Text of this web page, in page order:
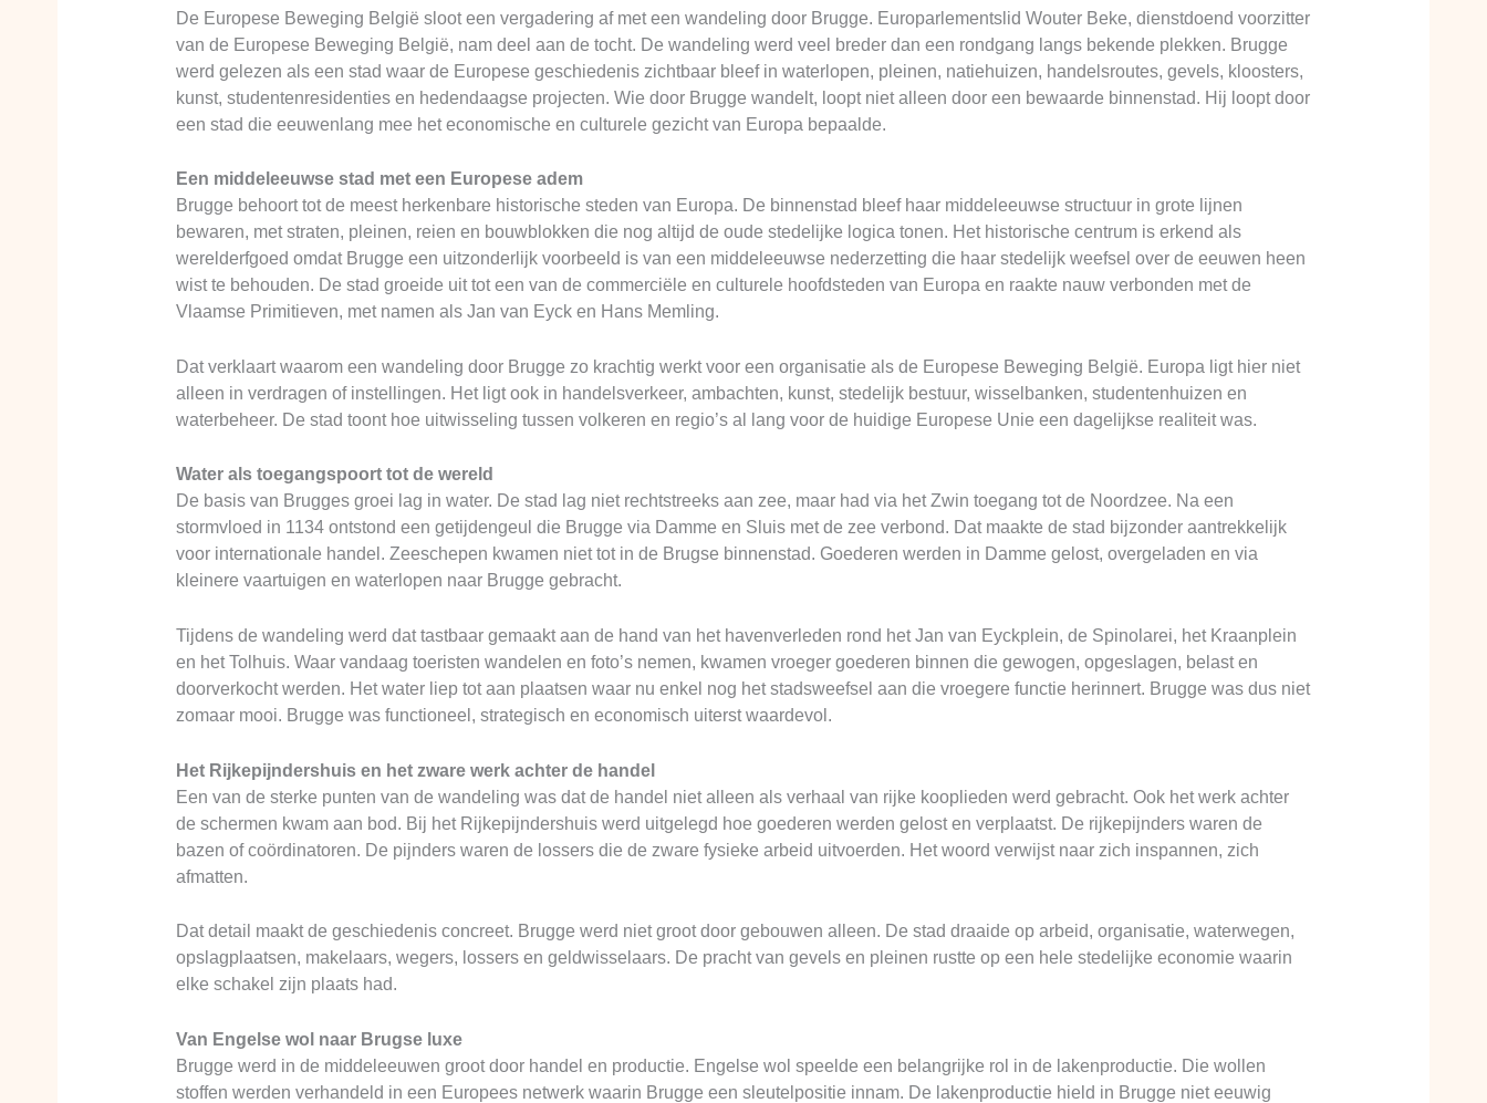
De Europese Beweging België sloot een vergadering af met een wandeling door Brugge. Europarlementslid Wouter Beke, dienstdoend voorzitter
van de Europese Beweging België, nam deel aan de tocht. De wandeling werd veel breder dan een rondgang langs bekende plekken. Brugge
werd gelezen als een stad waar de Europese geschiedenis zichtbaar bleef in waterlopen, pleinen, natiehuizen, handelsroutes, gevels, kloosters,
kunst, studentenresidenties en hedendaagse projecten. Wie door Brugge wandelt, loopt niet alleen door een bewaarde binnenstad. Hij loopt door
een stad die eeuwenlang mee het economische en culturele gezicht van Europa bepaalde.
Een middeleeuwse stad met een Europese adem
Brugge behoort tot de meest herkenbare historische steden van Europa. De binnenstad bleef haar middeleeuwse structuur in grote lijnen
bewaren, met straten, pleinen, reien en bouwblokken die nog altijd de oude stedelijke logica tonen. Het historische centrum is erkend als
werelderfgoed omdat Brugge een uitzonderlijk voorbeeld is van een middeleeuwse nederzetting die haar stedelijk weefsel over de eeuwen heen
wist te behouden. De stad groeide uit tot een van de commerciële en culturele hoofdsteden van Europa en raakte nauw verbonden met de
Vlaamse Primitieven, met namen als Jan van Eyck en Hans Memling.
Dat verklaart waarom een wandeling door Brugge zo krachtig werkt voor een organisatie als de Europese Beweging België. Europa ligt hier niet
alleen in verdragen of instellingen. Het ligt ook in handelsverkeer, ambachten, kunst, stedelijk bestuur, wisselbanken, studentenhuizen en
waterbeheer. De stad toont hoe uitwisseling tussen volkeren en regio’s al lang voor de huidige Europese Unie een dagelijkse realiteit was.
Water als toegangspoort tot de wereld
De basis van Brugges groei lag in water. De stad lag niet rechtstreeks aan zee, maar had via het Zwin toegang tot de Noordzee. Na een
stormvloed in 1134 ontstond een getijdengeul die Brugge via Damme en Sluis met de zee verbond. Dat maakte de stad bijzonder aantrekkelijk
voor internationale handel. Zeeschepen kwamen niet tot in de Brugse binnenstad. Goederen werden in Damme gelost, overgeladen en via
kleinere vaartuigen en waterlopen naar Brugge gebracht.
Tijdens de wandeling werd dat tastbaar gemaakt aan de hand van het havenverleden rond het Jan van Eyckplein, de Spinolarei, het Kraanplein
en het Tolhuis. Waar vandaag toeristen wandelen en foto’s nemen, kwamen vroeger goederen binnen die gewogen, opgeslagen, belast en
doorverkocht werden. Het water liep tot aan plaatsen waar nu enkel nog het stadsweefsel aan die vroegere functie herinnert. Brugge was dus niet
zomaar mooi. Brugge was functioneel, strategisch en economisch uiterst waardevol.
Het Rijkepijndershuis en het zware werk achter de handel
Een van de sterke punten van de wandeling was dat de handel niet alleen als verhaal van rijke kooplieden werd gebracht. Ook het werk achter
de schermen kwam aan bod. Bij het Rijkepijndershuis werd uitgelegd hoe goederen werden gelost en verplaatst. De rijkepijnders waren de
bazen of coördinatoren. De pijnders waren de lossers die de zware fysieke arbeid uitvoerden. Het woord verwijst naar zich inspannen, zich
afmatten.
Dat detail maakt de geschiedenis concreet. Brugge werd niet groot door gebouwen alleen. De stad draaide op arbeid, organisatie, waterwegen,
opslagplaatsen, makelaars, wegers, lossers en geldwisselaars. De pracht van gevels en pleinen rustte op een hele stedelijke economie waarin
elke schakel zijn plaats had.
Van Engelse wol naar Brugse luxe
Brugge werd in de middeleeuwen groot door handel en productie. Engelse wol speelde een belangrijke rol in de lakenproductie. Die wollen
stoffen werden verhandeld in een Europees netwerk waarin Brugge een sleutelpositie innam. De lakenproductie hield in Brugge niet eeuwig